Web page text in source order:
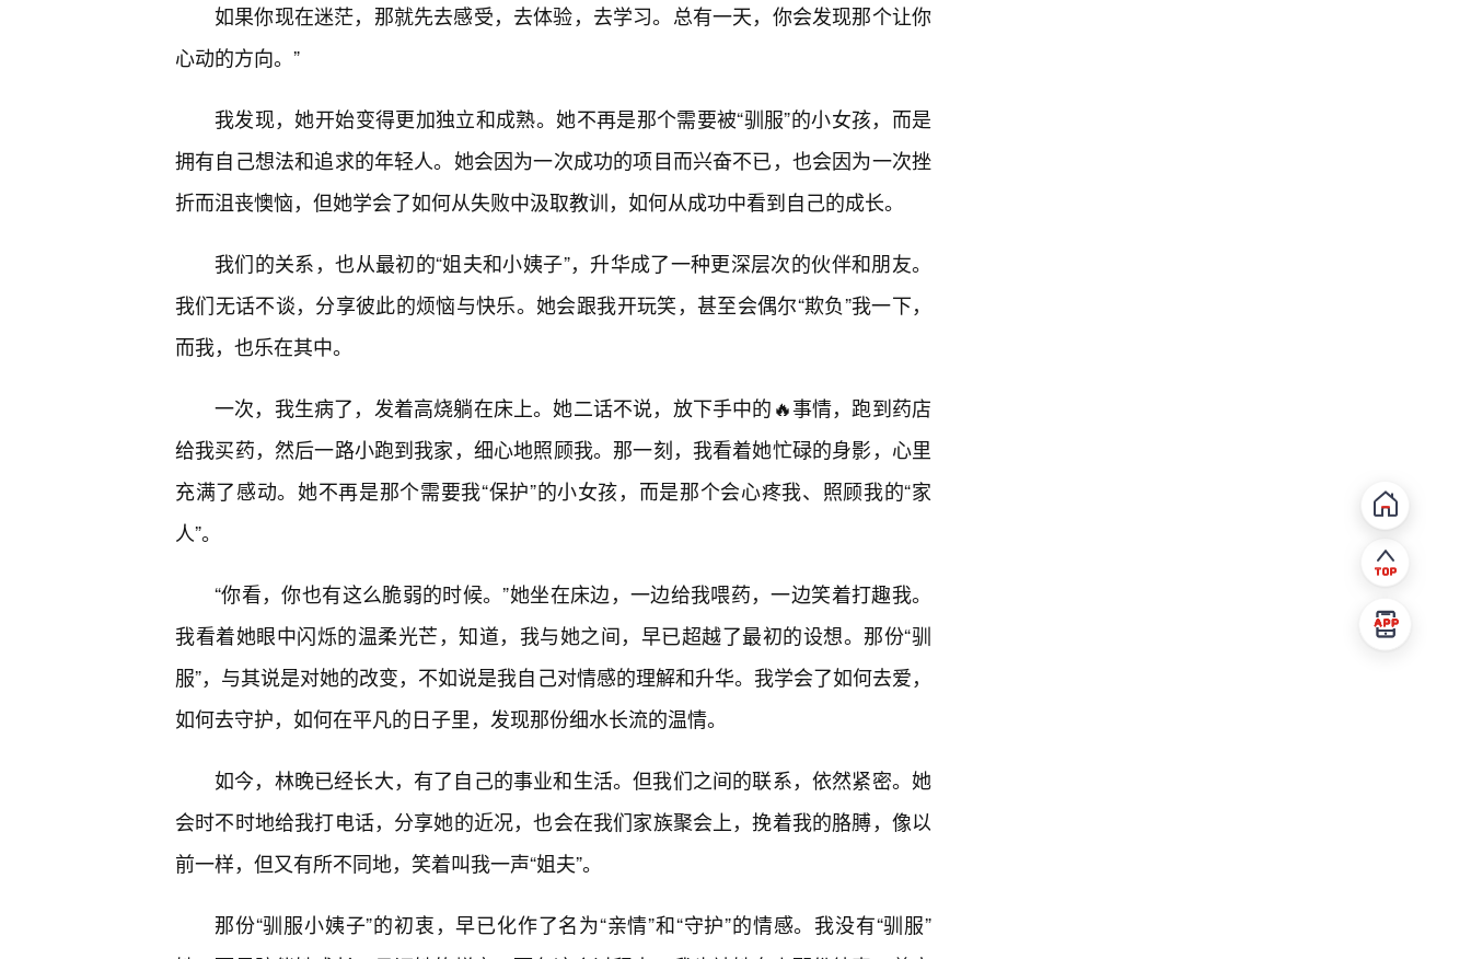
如果你现在迷茫，那就先去感受，去体验，去学习。总有一天，你会发现那个让你
心动的方向。”
我发现，她开始变得更加独立和成熟。她不再是那个需要被“驯服”的小女孩，而是
拥有自己想法和追求的年轻人。她会因为一次成功的项目而兴奋不已，也会因为一次挫
折而沮丧懊恼，但她学会了如何从失败中汲取教训，如何从成功中看到自己的成长。
我们的关系，也从最初的“姐夫和小姨子”，升华成了一种更深层次的伙伴和朋友。
我们无话不谈，分享彼此的烦恼与快乐。她会跟我开玩笑，甚至会偶尔“欺负”我一下，
而我，也乐在其中。
一次，我生病了，发着高烧躺在床上。她二话不说，放下手中的🔥事情，跑到药店
给我买药，然后一路小跑到我家，细心地照顾我。那一刻，我看着她忙碌的身影，心里
充满了感动。她不再是那个需要我“保护”的小女孩，而是那个会心疼我、照顾我的“家
人”。
“你看，你也有这么脆弱的时候。”她坐在床边，一边给我喂药，一边笑着打趣我。
我看着她眼中闪烁的温柔光芒，知道，我与她之间，早已超越了最初的设想。那份“驯
服”，与其说是对她的改变，不如说是我自己对情感的理解和升华。我学会了如何去爱，
如何去守护，如何在平凡的日子里，发现那份细水长流的温情。
如今，林晚已经长大，有了自己的事业和生活。但我们之间的联系，依然紧密。她
会时不时地给我打电话，分享她的近况，也会在我们家族聚会上，挽着我的胳膊，像以
前一样，但又有所不同地，笑着叫我一声“姐夫”。
那份“驯服小姨子”的初衷，早已化作了名为“亲情”和“守护”的情感。我没有“驯服”